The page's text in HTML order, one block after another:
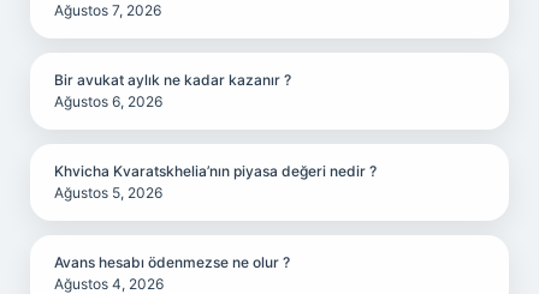
Ağustos 7, 2026
Bir avukat aylık ne kadar kazanır ?
Ağustos 6, 2026
Khvicha Kvaratskhelia’nın piyasa değeri nedir ?
Ağustos 5, 2026
Avans hesabı ödenmezse ne olur ?
Ağustos 4, 2026